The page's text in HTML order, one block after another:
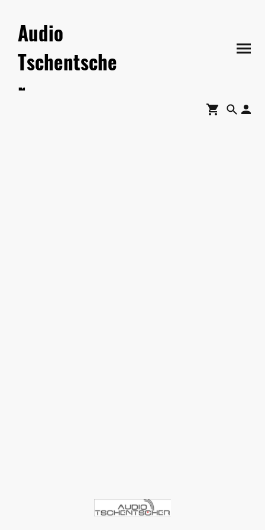
Audio
Tschentsche
r